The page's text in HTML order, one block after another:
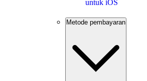
untuk iOS
Metode pembayaran